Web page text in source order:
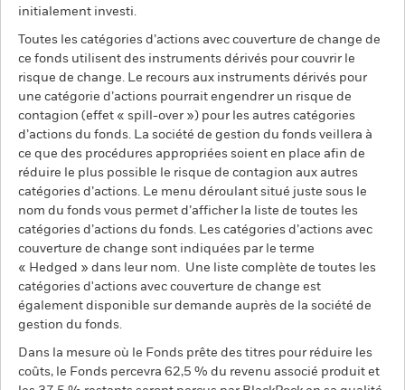
initialement investi.
Toutes les catégories d’actions avec couverture de change de
ce fonds utilisent des instruments dérivés pour couvrir le
risque de change. Le recours aux instruments dérivés pour
une catégorie d’actions pourrait engendrer un risque de
contagion (effet « spill-over ») pour les autres catégories
d’actions du fonds. La société de gestion du fonds veillera à
ce que des procédures appropriées soient en place afin de
réduire le plus possible le risque de contagion aux autres
catégories d’actions. Le menu déroulant situé juste sous le
nom du fonds vous permet d’afficher la liste de toutes les
catégories d’actions du fonds. Les catégories d’actions avec
couverture de change sont indiquées par le terme
« Hedged » dans leur nom. Une liste complète de toutes les
catégories d'actions avec couverture de change est
également disponible sur demande auprès de la société de
gestion du fonds.
Dans la mesure où le Fonds prête des titres pour réduire les
coûts, le Fonds percevra 62,5 % du revenu associé produit et